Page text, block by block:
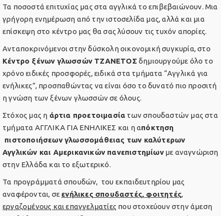
Τα ποσοστά επιτυχίας μας στα αγγλικά το επιβεβαιώνουν. Μια
γρήγορη ενημέρωση από την ιστοσελίδα μας, αλλά και μια
επίσκεψη στο κέντρο μας θα σας λύσουν τις τυχόν απορίες.
Ανταποκρινόμενοι στην δύσκολη οικονομική συγκυρία, στο
Κέντρο ξένων γλωσσών ΤΖΑΝΕΤΟΣ δημιουργούμε όλο το
χρόνο ειδικές προσφορές, ειδικά στα τμήματα “Αγγλικά για
ενήλικες”, προσπαθώντας να είναι όσο το δυνατό πιο προσιτή
η γνώση των ξένων γλωσσών σε όλους.
Στόχος μας η άρτια προετοιμασία των σπουδαστών μας στα
τμήματα ΑΓΓΛΙΚΑ ΓΙΑ ΕΝΗΛΙΚΕΣ και η απόκτηση
πιστοποιήσεων γλωσσομάθειας των καλύτερων
Αγγλικών και Αμερικανικών πανεπιστημίωνμε αναγνώριση
στην Ελλάδα και το εξωτερικό.
Τα προγράμματά σπουδών, του εκπαιδευτηρίου μας
αναφέρονται, σε ενήλικες σπουδαστές, φοιτητές,
εργαζομένους και επαγγελματίες που στοχεύουν στην άμεση